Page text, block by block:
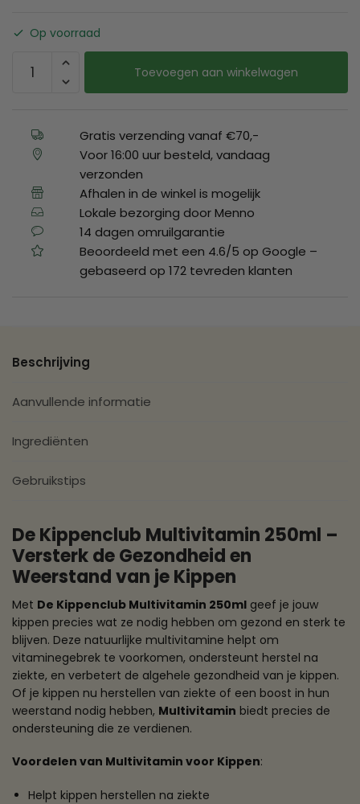
Op voorraad
Toevoegen aan winkelwagen
Gratis verzending vanaf €70,-
Voor 16:00 uur besteld, vandaag
verzonden
Afhalen in de winkel is mogelijk
Lokale bezorging door Menno
14 dagen omruilgarantie
Beoordeeld met een 4.6/5 op Google –
gebaseerd op 172 tevreden klanten
Beschrijving
Aanvullende informatie
Ingrediënten
Gebruikstips
De Kippenclub Multivitamin 250ml –
Versterk de Gezondheid en
Weerstand van je Kippen
Met De Kippenclub Multivitamin 250ml geef je jouw
kippen precies wat ze nodig hebben om gezond en sterk te
blijven. Deze natuurlijke multivitamine helpt om
vitaminegebrek te voorkomen, ondersteunt herstel na
ziekte, en verbetert de algehele gezondheid van je kippen.
Of je kippen nu herstellen van ziekte of een boost in hun
weerstand nodig hebben, Multivitamin biedt precies de
ondersteuning die ze verdienen.
Voordelen van Multivitamin voor Kippen:
Helpt kippen herstellen na ziekte